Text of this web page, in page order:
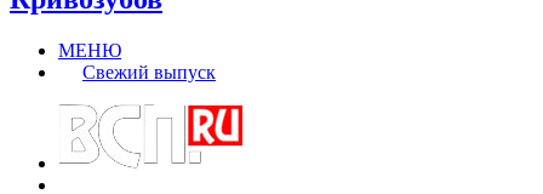
МЕНЮ
Свежий выпуск